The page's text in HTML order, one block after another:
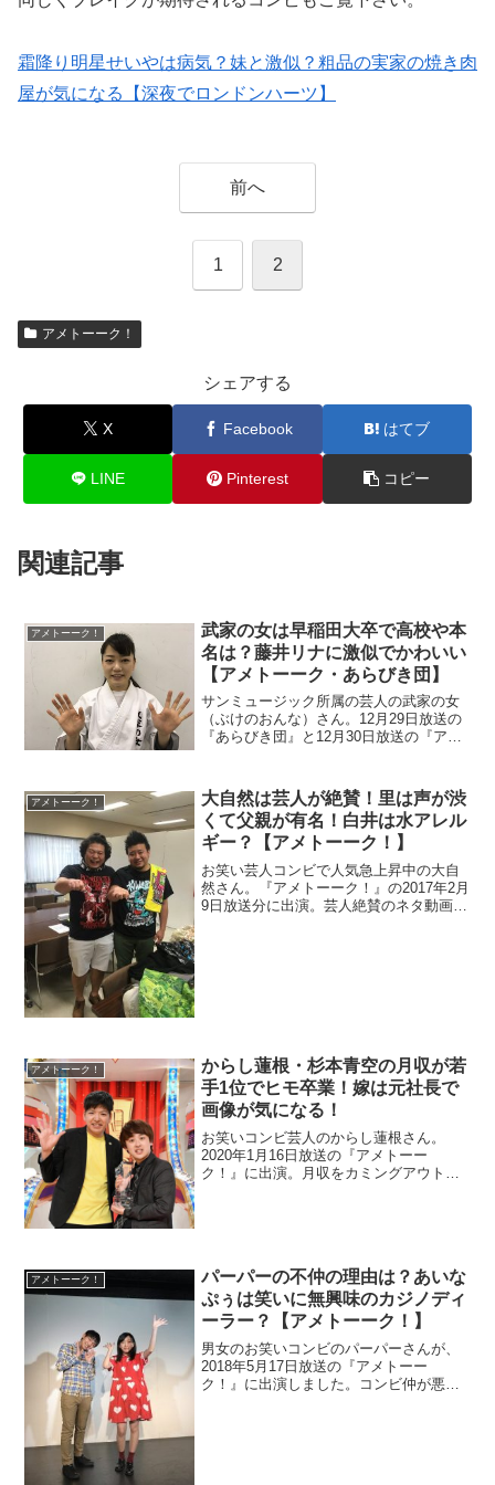
霜降り明星せいやは病気？妹と激似？粗品の実家の焼き肉
屋が気になる【深夜でロンドンハーツ】
前へ
1 2
アメトーーク！
シェアする
X Facebook はてブ
LINE Pinterest コピー
関連記事
アメトーーク！
武家の女は早稲田大卒で高校や本
名は？藤井リナに激似でかわいい
【アメトーーク・あらびき団】
サンミュージック所属の芸人の武家の女
（ぶけのおんな）さん。12月29日放送の
『あらびき団』と12月30日放送の『アメ
で画像で比べます。また高学歴なので高
校と本名も調べます。
アメトーーク！
大自然は芸人が絶賛！里は声が渋
くて父親が有名！白井は水アレル
ギー？【アメトーーク！】
お笑い芸人コンビで人気急上昇中の大自
然さん。『アメトーーク！』の2017年2月
9日放送分に出演。芸人絶賛のネタ動画を
アメトーーク！
からし蓮根・杉本青空の月収が若
手1位でヒモ卒業！嫁は元社長で
画像が気になる！
お笑いコンビ芸人のからし蓮根さん。
2020年1月16日放送の『アメトーー
ク！』に出演。月収をカミングアウトし
アメトーーク！
パーパーの不仲の理由は？あいな
ぷぅは笑いに無興味のカジノディ
ーラー？【アメトーーク！】
男女のお笑いコンビのパーパーさんが、
2018年5月17日放送の『アメトーー
ク！』に出演しました。コンビ仲が悪く